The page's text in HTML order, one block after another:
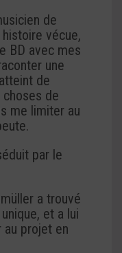
de
vécue,
BD avec mes
une
de
de
me limiter au
par le
a trouvé
et a lui
projet en